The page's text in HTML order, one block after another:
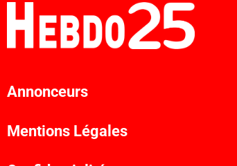
Annonceurs
Mentions Légales